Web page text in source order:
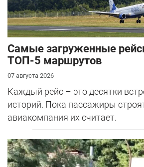
Самые загруженные
ТОП-5 маршрутов
07 августа 2026
Каждый рейс – это десятки
историй. Пока пассажиры
авиакомпания их считает.